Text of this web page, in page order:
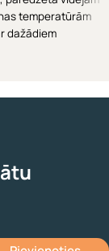
temperatūrām
dažādiem
burkās, 6/20